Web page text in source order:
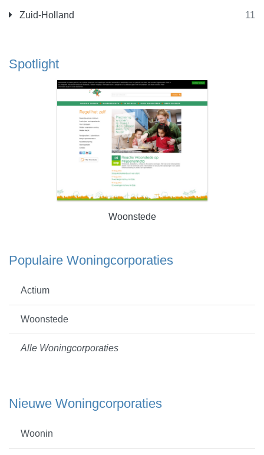
Zuid-Holland 11
Spotlight
Woonstede
Populaire Woningcorporaties
Actium
Woonstede
Alle Woningcorporaties
Nieuwe Woningcorporaties
Woonin